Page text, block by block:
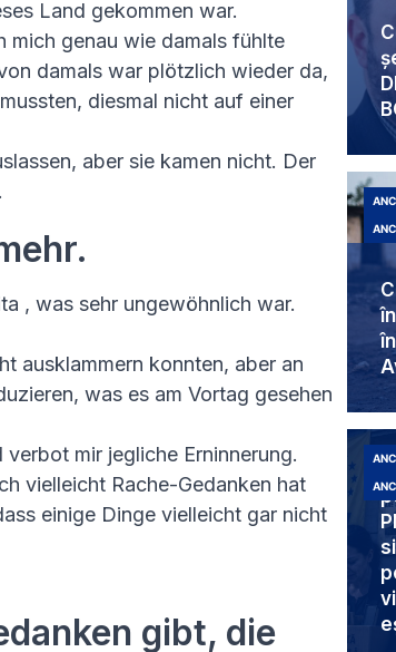
Land gekommen war.
mich genau wie damals fühlte
damals war plötzlich wieder da,
diesmal nicht auf einer
aber sie kamen nicht. Der
, was sehr ungewöhnlich war.
ausklammern konnten, aber an
was es am Vortag gesehen
mir jegliche Erninnerung.
vielleicht Rache-Gedanken hat
einige Dinge vielleicht gar nicht
gibt, die